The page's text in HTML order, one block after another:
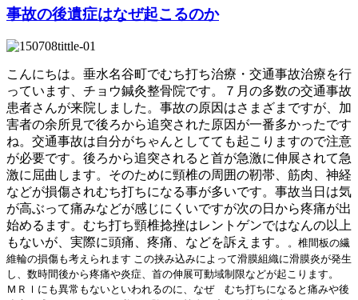
事故の後遺症はなぜ起こるのか
こんにちは。垂水名谷町でむち打ち治療・交通事故治療を行
っています、チョウ鍼灸整骨院です。７月の多数の交通事故
患者さんが来院しました。事故の原因はさまざまですが、加
害者の余所見で後ろから追突された原因が一番多かったです
ね。交通事故は自分がちゃんとしてても起こりますので注意
が必要です。後ろから追突されると首が急激に伸展されて急
激に屈曲します。そのために頸椎の周囲の靭帯、筋肉、神経
などが損傷されむち打ちになる事が多いです。事故当日は気
が高ぶって痛みなどが感じにくいですが次の日から疼痛が出
始めるます。むち打ち頸椎捻挫はレントゲンではなんの以上
もないが、実際に頭痛、疼痛、などを訴えます。
。椎間板の繊
維輪の損傷も考えられます この挟み込みによって滑膜組織に滑膜炎が発生
し、数時間後から疼痛や炎症、首の伸展可動域制限などが起こります。
ＭＲｌにも異常もないといわれるのに、なぜ むち打ちになると痛みや後